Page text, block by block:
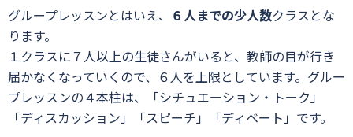
グループレッスンとはいえ、 ６人までの少人数クラスとな
ります。
１クラスに７人以上の生徒さんがいると、教師の目が行き
届かなくなっていくので、６人を上限としています。グルー
プレッスンの４本柱は、「シチュエーション・トーク」
「ディスカッション」「スピーチ」「ディベート」です。